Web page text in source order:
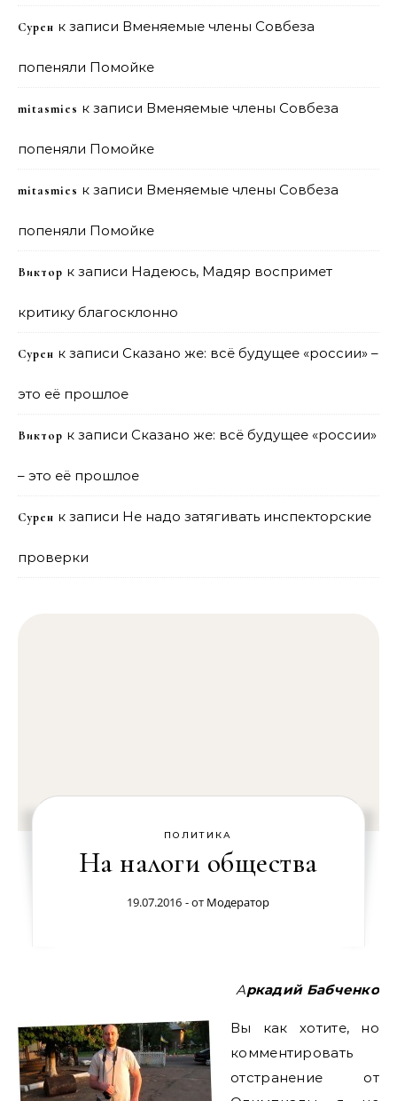
Сурен к записи Вменяемые члены Совбеза
попеняли Помойке
mitasmies к записи Вменяемые члены Совбеза
попеняли Помойке
mitasmies к записи Вменяемые члены Совбеза
попеняли Помойке
Виктор к записи Надеюсь, Мадяр воспримет
критику благосклонно
Сурен к записи Сказано же: всё будущее «россии» –
это её прошлое
Виктор к записи Сказано же: всё будущее «россии»
– это её прошлое
Сурен к записи Не надо затягивать инспекторские
проверки
ПОЛИТИКА
На налоги общества
19.07.2016 - от Модератор
Аркадий Бабченко
Вы как хотите, но
комментировать
отстранение от